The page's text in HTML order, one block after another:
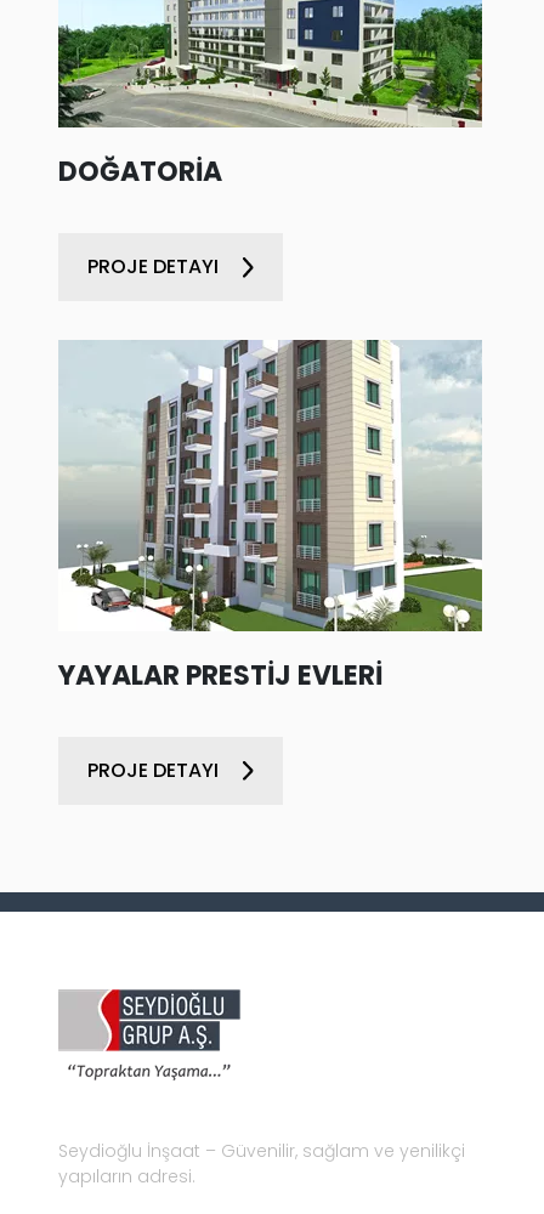
DOĞATORİA
PROJE DETAYI
YAYALAR PRESTİJ EVLERİ
PROJE DETAYI
Seydioğlu İnşaat – Güvenilir, sağlam ve yenilikçi
yapıların adresi.